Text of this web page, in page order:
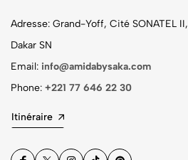
Adresse: Grand-Yoff, Cité SONATEL II,
Dakar SN
Email: info@amidabysaka.com
Phone: +221 77 646 22 30
Itinéraire